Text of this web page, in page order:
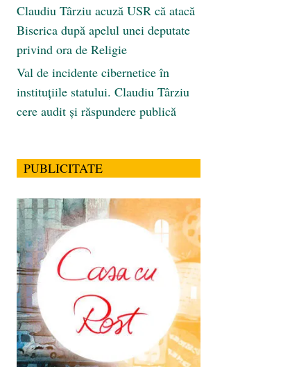
Claudiu Târziu acuză USR că atacă
Biserica după apelul unei deputate
privind ora de Religie
Val de incidente cibernetice în
instituțiile statului. Claudiu Târziu
cere audit și răspundere publică
PUBLICITATE